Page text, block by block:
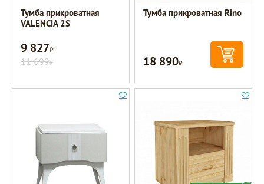
Тумба прикроватная
VALENCIA 2S
9 827Р
11 699Р
Тумба прикроватная Rino
18 890Р